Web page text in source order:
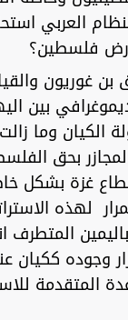
العربي
فلسطين؟
بن غوريون
بين
الكيان وما
بحق
غزة بشكل
لهذه
المتطرف
وجوده
المتقدمة